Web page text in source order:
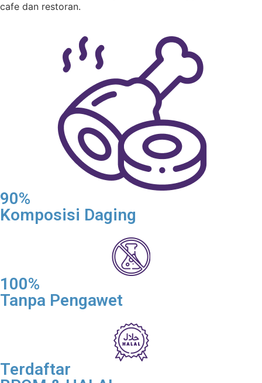
cafe dan restoran.
90%
Komposisi Daging
100%
Tanpa Pengawet
Terdaftar